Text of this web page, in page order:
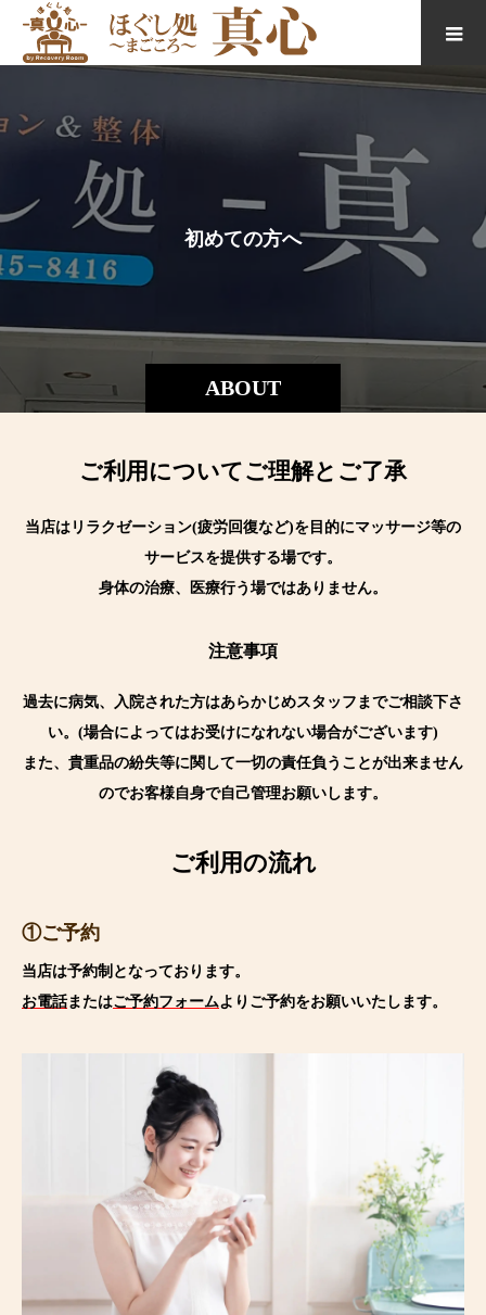
ABOUT
初めての方へ
ご利用についてご理解とご了承
当店はリラクゼーション(疲労回復など)を目的にマッサージ等の
サービスを提供する場です。
身体の治療、医療行う場ではありません。
注意事項
過去に病気、入院された方はあらかじめスタッフまでご相談下さ
い。(場合によってはお受けになれない場合がございます)
また、貴重品の紛失等に関して一切の責任負うことが出来ません
のでお客様自身で自己管理お願いします。
ご利用の流れ
①ご予約
当店は予約制となっております。
お電話またはご予約フォーム よりご予約をお願いいたします。